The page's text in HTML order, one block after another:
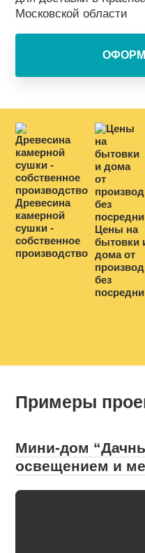
Московской области
Древесина
камерной
сушки -
собственное
производство
Цены на
бытовки
дома от
без
Примеры
Мини-дом
освещением и